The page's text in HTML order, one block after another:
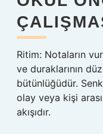
Ritim: Notaların
ve duraklarının
bütünlüğüdür.
olay veya kişi
akışıdır.